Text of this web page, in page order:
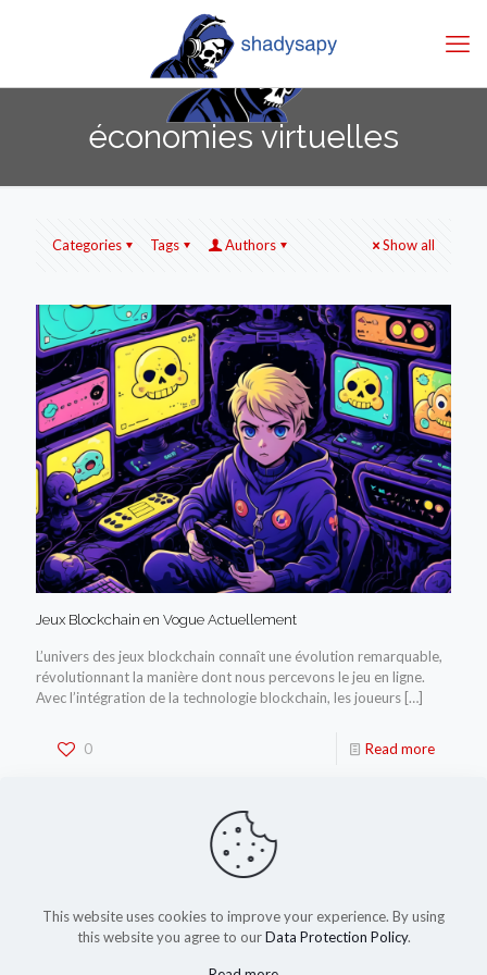
économies virtuelles
Categories Tags Authors Show all
Jeux Blockchain en Vogue Actuellement
L’univers des jeux blockchain connaît une évolution remarquable,
révolutionnant la manière dont nous percevons le jeu en ligne.
Avec l’intégration de la technologie blockchain, les joueurs […]
0 Read more
This website uses cookies to improve your experience. By using
this website you agree to ourData Protection Policy.